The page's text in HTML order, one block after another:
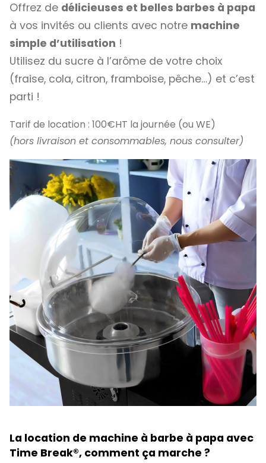
Offrez de délicieuses et belles barbes à papa
à vos invités ou clients avec notre machine
simple d’utilisation !
Utilisez du sucre à l’arôme de votre choix
(fraise, cola, citron, framboise, pêche…) et c’est
parti !
Tarif de location : 100€HT la journée (ou WE)
(hors livraison et consommables, nous consulter)
La location de machine à barbe à papa avec
Time Break®, comment ça marche ?